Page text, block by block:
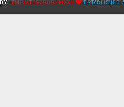
BYTEMPLATES2909MMXXII ESTABLISHED